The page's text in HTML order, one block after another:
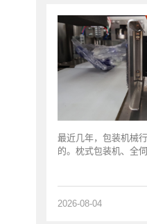
最近几年，包装机械
的。枕式包装机、全伺
2026-08-04